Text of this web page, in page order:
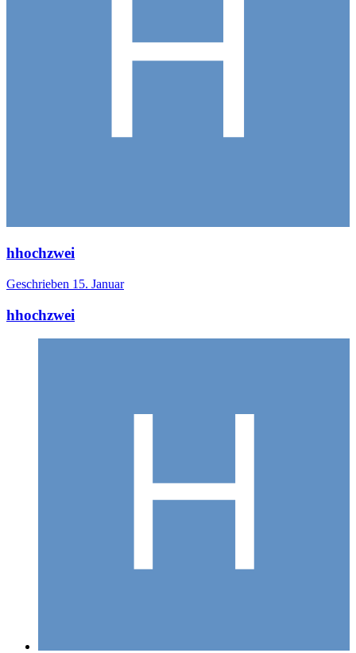
hhochzwei
Geschrieben 15. Januar
hhochzwei